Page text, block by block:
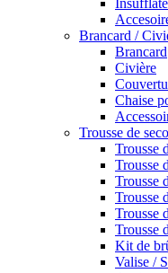
Brancard /
Brancard
Civière
Chaise
Trousse de
Trousse
Trousse
Trousse
Trousse
Trousse
Trousse
Kit de
Valise /